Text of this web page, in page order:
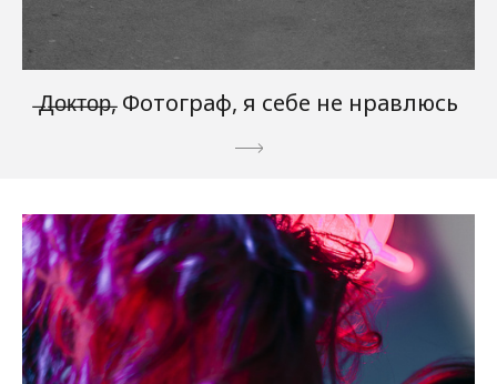
̶Д̶о̶к̶т̶о̶р̶, Фотограф, я себе не нравлюсь